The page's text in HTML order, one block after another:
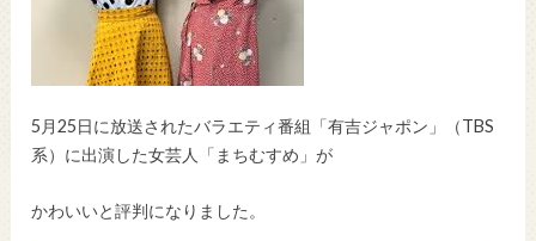
5月25日に放送されたバラエティ番組「有吉ジャポン」（TBS
系）に出演した女芸人「まちむすめ」が
かわいいと評判になりました。